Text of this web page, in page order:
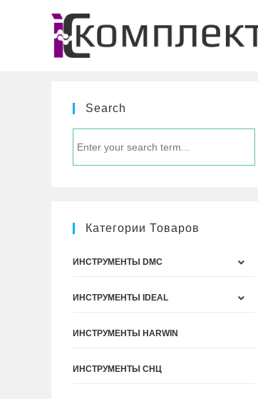
содержимому
Search
Категории Товаров
ИНСТРУМЕНТЫ DMC
ИНСТРУМЕНТЫ IDEAL
ИНСТРУМЕНТЫ HARWIN
ИНСТРУМЕНТЫ СНЦ